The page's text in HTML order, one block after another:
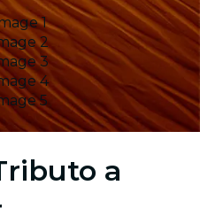
1
2
3
4
5
a